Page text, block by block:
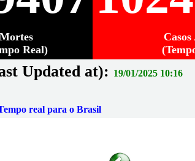
Mortes
Real)
Updated at): 19/01/2025 10:16
real para o Brasil